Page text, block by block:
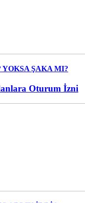
ŞAKA MI?
Oturum İzni